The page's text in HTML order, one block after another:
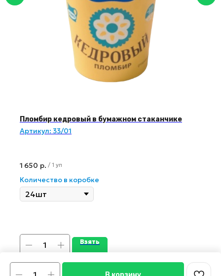
Пломбир кедровый в бумажном стаканчике
Артикул: 33/01
1 650 р. / 1 уп
Количество в коробке
Взять